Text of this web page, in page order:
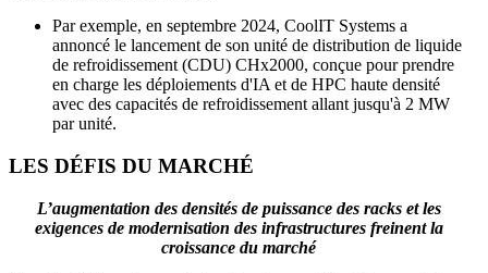
Par exemple, en septembre 2024, CoolIT Systems a
annoncé le lancement de son unité de distribution de liquide
de refroidissement (CDU) CHx2000, conçue pour prendre
en charge les déploiements d'IA et de HPC haute densité
avec des capacités de refroidissement allant jusqu'à 2 MW
par unité.
LES DÉFIS DU MARCHÉ
L’augmentation des densités de puissance des racks et les
exigences de modernisation des infrastructures freinent la
croissance du marché